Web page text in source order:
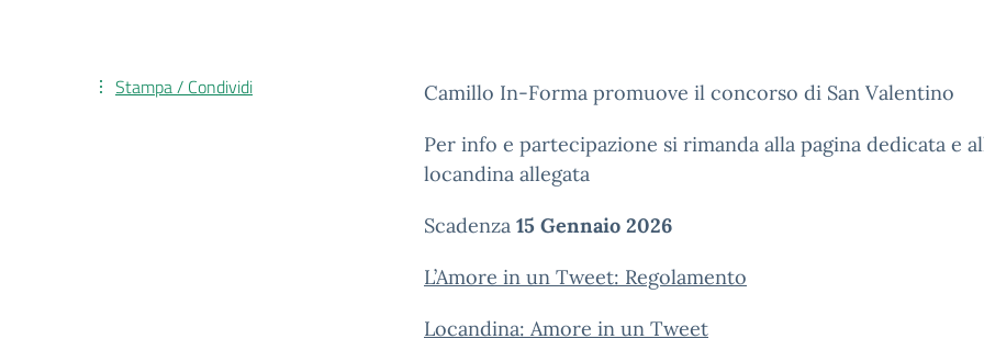
Camillo In-Forma promuove il concorso di San Valentino
Per info e partecipazione si rimanda alla pagina dedicata e
locandina allegata
Scadenza 15 Gennaio 2026
L’Amore in un Tweet: Regolamento
Locandina: Amore in un Tweet
Stampa / Condividi